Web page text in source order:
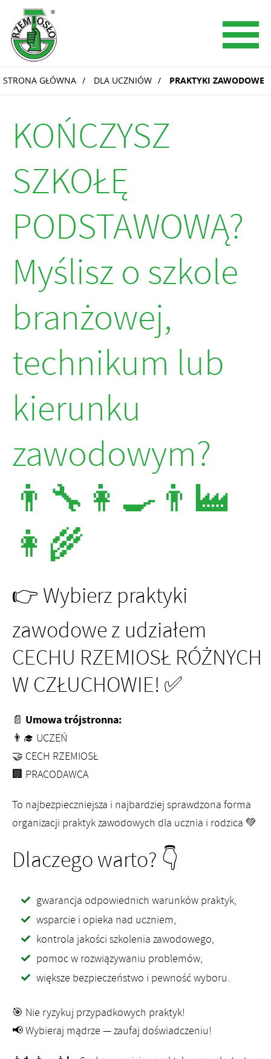
STRONA GŁÓWNA DLA UCZNIÓW PRAKTYKI ZAWODOWE
KOŃCZYSZ
SZKOŁĘ
PODSTAWOWĄ?
Myślisz o szkole
branżowej,
technikum lub
kierunku
zawodowym?
👨‍🔧👩‍🍳👨‍🏭
👩‍🌾
👉 Wybierz praktyki
zawodowe z udziałem
CECHU RZEMIOSŁ RÓŻNYCH
W CZŁUCHOWIE! ✅
📄 Umowa trójstronna:
👨‍🎓 UCZEŃ
🤝 CECH RZEMIOSŁ
🏢 PRACODAWCA
To najbezpieczniejsza i najbardziej sprawdzona forma
organizacji praktyk zawodowych dla ucznia i rodzica 💚
Dlaczego warto? 👇
gwarancja odpowiednich warunków praktyk,
wsparcie i opieka nad uczniem,
kontrola jakości szkolenia zawodowego,
pomoc w rozwiązywaniu problemów,
większe bezpieczeństwo i pewność wyboru.
🎯 Nie ryzykuj przypadkowych praktyk!
📢 Wybieraj mądrze — zaufaj doświadczeniu!